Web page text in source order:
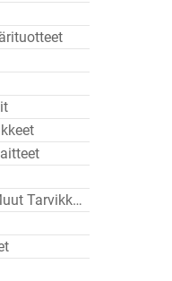
Tarvikkeet